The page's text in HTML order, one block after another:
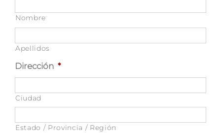
Nombre
Apellidos
Dirección *
Ciudad
Estado / Provincia / Región